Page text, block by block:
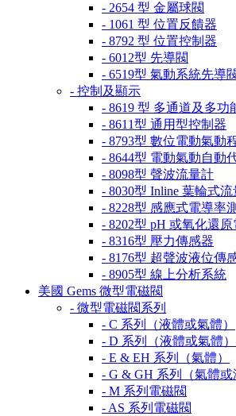
- 2654 型 金屬球閥
- 1061 型 位置反饋器
- 8792 型 位置控制器
- 6012型 先導閥
- 6519型 氣動系統先導
- 控制及顯示
- 8619 型 多通道及多功
- 8611型 通用型控制器
- 8793型 數位電動氣動
- 8644型 電動氣動自動
- 8098型 聲波流量計
- 8030型 Inline 葉輪式
- 8228型 感應式電導率
- 8202型 pH 或氧化還
- 8316型 壓力傳感器
- 8176型 超聲波液位傳
- 8905型 線上分析系統
美國 Gems 微型電磁閥
- 微型電磁閥系列
- C 系列（液體或氣體）
- D 系列（液體或氣體）
- E & EH 系列（氣體）
- G & GH 系列（氣體或
- M 系列電磁閥
- AS 系列電磁閥